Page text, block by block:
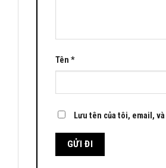
Tên *
Lưu tên của tôi, email,